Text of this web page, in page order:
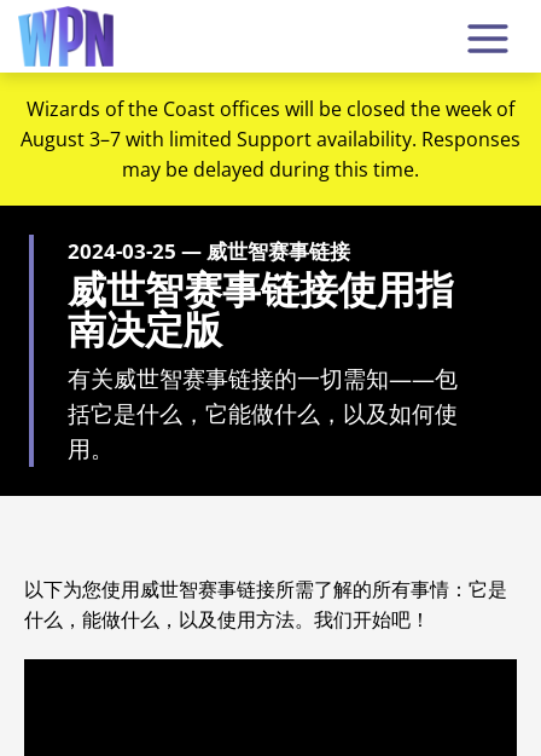
Wizards of the Coast offices will be closed the week of
August 3–7 with limited Support availability. Responses
may be delayed during this time.
2024-03-25 — 威世智赛事链接
威世智赛事链接使用指
南决定版
有关威世智赛事链接的一切需知——包
括它是什么，它能做什么，以及如何使
用。
以下为您使用威世智赛事链接所需了解的所有事情：它是
什么，能做什么，以及使用方法。我们开始吧！